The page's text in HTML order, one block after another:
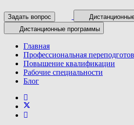
Задать вопрос
Дистанционные программы
Главная
Профессиональная
Повышение квалификации
Рабочие специальности
Блог